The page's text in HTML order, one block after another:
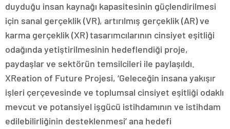
duyduğu insan kaynağı kapasitesinin güçlendirilmesi
için sanal gerçeklik (VR), artırılmış gerçeklik (AR) ve
karma gerçeklik (XR) tasarımcılarının cinsiyet eşitliği
odağında yetiştirilmesinin hedeflendiği proje,
paydaşlar ve sektörün temsilcileri ile paylaşıldı.
XReation of Future Projesi, ‘Geleceğin insana yakışır
işleri çerçevesinde ve toplumsal cinsiyet eşitliği odaklı
mevcut ve potansiyel işgücü istihdamının ve istihdam
edilebilirliğinin desteklenmesi’ ana hedefi